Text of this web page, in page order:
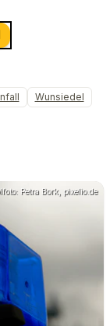
Wunsiedel
Petra Bork, pixelio.de